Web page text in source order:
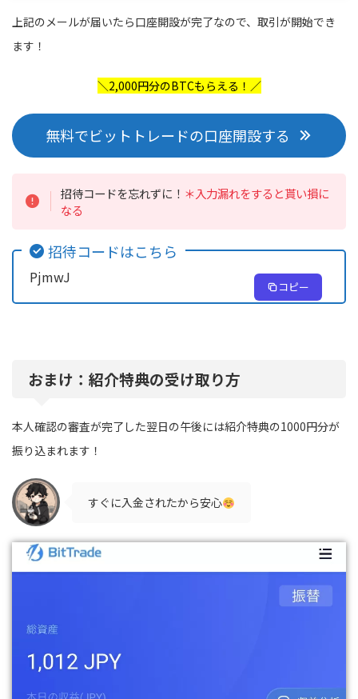
上記のメールが届いたら口座開設が完了なので、取引が開始でき
ます！
＼2,000円分のBTCもらえる！／
無料でビットトレードの口座開設する
招待コードを忘れずに！ ＊入力漏れをすると貰い損に
なる
招待コードはこちら
PjmwJ
コピー
おまけ：紹介特典の受け取り方
本人確認の審査が完了した翌日の午後には紹介特典の1000円分が
振り込まれます！
すぐに入金されたから安心